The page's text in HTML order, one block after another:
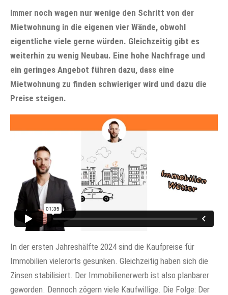
Immer noch wagen nur wenige den Schritt von der
Mietwohnung in die eigenen vier Wände, obwohl
eigentliche viele gerne würden. Gleichzeitig gibt es
weiterhin zu wenig Neubau. Eine hohe Nachfrage und
ein geringes Angebot führen dazu, dass eine
Mietwohnung zu finden schwieriger wird und dazu die
Preise steigen.
In der ersten Jahreshälfte 2024 sind die Kaufpreise für
Immobilien vielerorts gesunken. Gleichzeitig haben sich die
Zinsen stabilisiert. Der Immobilienerwerb ist also planbarer
geworden. Dennoch zögern viele Kaufwillige. Die Folge: Der